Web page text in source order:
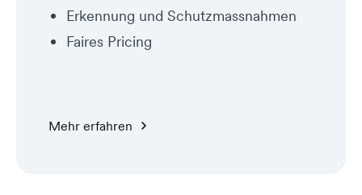
Erkennung und Schutz­mass­nahmen
Faires Pricing​
Mehr erfahren